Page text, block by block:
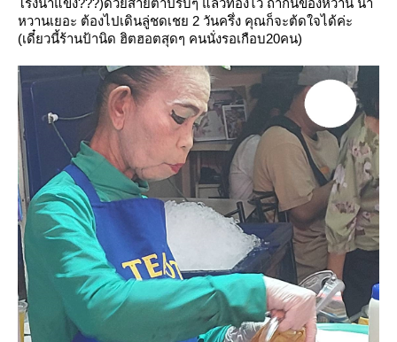
หวานเยอะ ต้องไปเดินลู่ชดเชย 2 วันครึ่ง คุณก็จะต้ดใจได้ค่ะ
(เดี๋ยวนี้ร้านป้านิด ฮิตฮอตสุดๆ คนนั่งรอเกือบ20คน)